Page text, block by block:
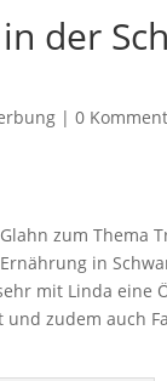
der
|0
zum Thema
in
mit Linda eine
zudem auch